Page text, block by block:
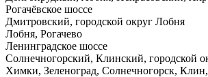
Рогачёвское шоссе
Дмитровский, городской округ Лобня
Лобня, Рогачево
Ленинградское шоссе
Солнечногорский, Клинский, городской
Химки, Зеленоград, Солнечногорск,